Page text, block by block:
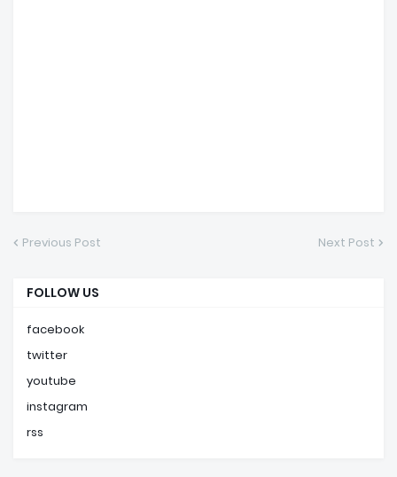
Previous Post Next Post
FOLLOW US
facebook
twitter
youtube
instagram
rss